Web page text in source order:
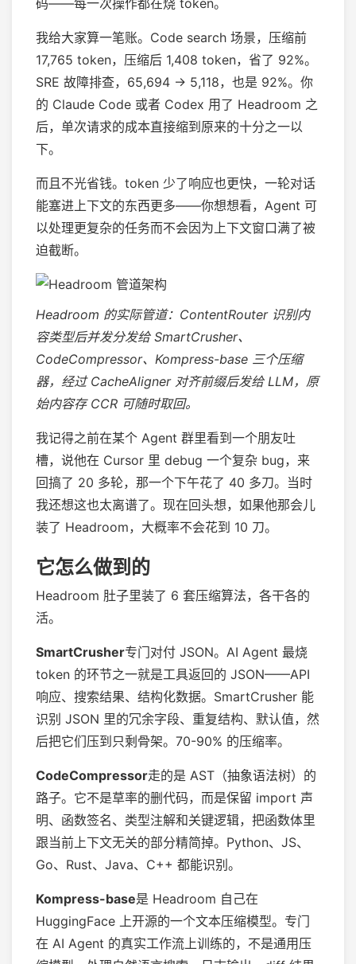
我给大家算一笔账。Code search 场景，压缩前
17,765 token，压缩后 1,408 token，省了 92%。
SRE 故障排查，65,694 → 5,118，也是 92%。你
的 Claude Code 或者 Codex 用了 Headroom 之
后，单次请求的成本直接缩到原来的十分之一以
下。
而且不光省钱。token 少了响应也更快，一轮对话
能塞进上下文的东西更多——你想想看，Agent 可
以处理更复杂的任务而不会因为上下文窗口满了被
迫截断。
Headroom 的实际管道：ContentRouter 识别内
容类型后并发分发给 SmartCrusher、
CodeCompressor、Kompress-base 三个压缩
器，经过 CacheAligner 对齐前缀后发给 LLM，原
始内容存 CCR 可随时取回。
我记得之前在某个 Agent 群里看到一个朋友吐
槽，说他在 Cursor 里 debug 一个复杂 bug，来
回搞了 20 多轮，那一个下午花了 40 多刀。当时
我还想这也太离谱了。现在回头想，如果他那会儿
装了 Headroom，大概率不会花到 10 刀。
它怎么做到的
Headroom 肚子里装了 6 套压缩算法，各干各的
活。
SmartCrusher专门对付 JSON。AI Agent 最烧
token 的环节之一就是工具返回的 JSON——API
响应、搜索结果、结构化数据。SmartCrusher 能
识别 JSON 里的冗余字段、重复结构、默认值，然
后把它们压到只剩骨架。70-90% 的压缩率。
CodeCompressor走的是 AST（抽象语法树）的
路子。它不是草率的删代码，而是保留 import 声
明、函数签名、类型注解和关键逻辑，把函数体里
跟当前上下文无关的部分精简掉。Python、JS、
Go、Rust、Java、C++ 都能识别。
Kompress-base是 Headroom 自己在
HuggingFace 上开源的一个文本压缩模型。专门
在 AI Agent 的真实工作流上训练的，不是通用压